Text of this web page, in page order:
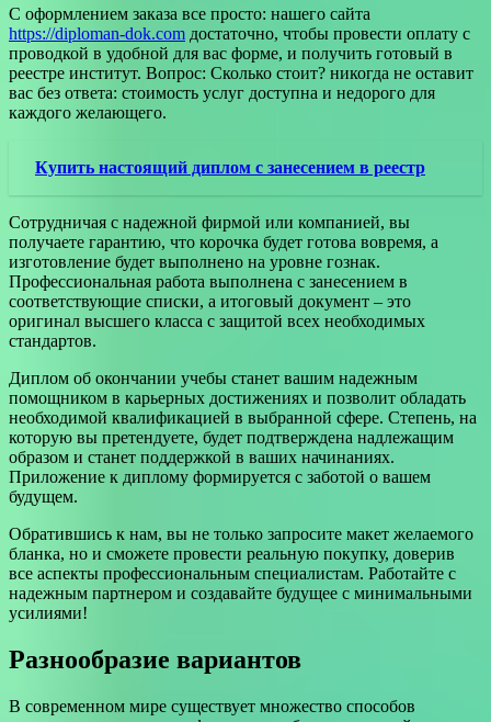
С оформлением заказа все просто: нашего сайта
https://diploman-dok.com достаточно, чтобы провести оплату с
проводкой в удобной для вас форме, и получить готовый в
реестре институт. Вопрос: Сколько стоит? никогда не оставит
вас без ответа: стоимость услуг доступна и недорого для
каждого желающего.
Купить настоящий диплом с занесением в реестр
Сотрудничая с надежной фирмой или компанией, вы
получаете гарантию, что корочка будет готова вовремя, а
изготовление будет выполнено на уровне гознак.
Профессиональная работа выполнена с занесением в
соответствующие списки, а итоговый документ – это
оригинал высшего класса с защитой всех необходимых
стандартов.
Диплом об окончании учебы станет вашим надежным
помощником в карьерных достижениях и позволит обладать
необходимой квалификацией в выбранной сфере. Степень, на
которую вы претендуете, будет подтверждена надлежащим
образом и станет поддержкой в ваших начинаниях.
Приложение к диплому формируется с заботой о вашем
будущем.
Обратившись к нам, вы не только запросите макет желаемого
бланка, но и сможете провести реальную покупку, доверив
все аспекты профессиональным специалистам. Работайте с
надежным партнером и создавайте будущее с минимальными
усилиями!
Разнообразие вариантов
В современном мире существует множество способов